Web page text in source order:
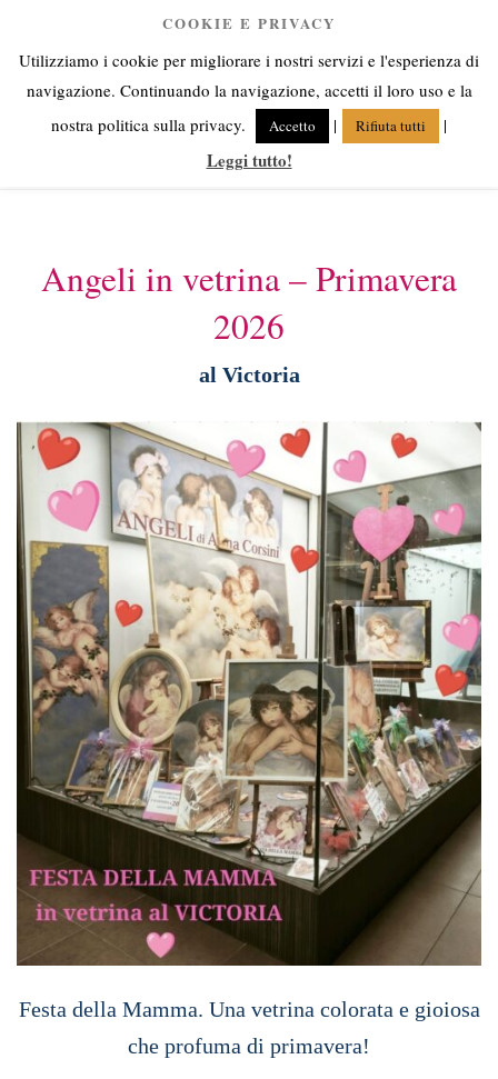
contenuto
Anna Corsini
Angeli fra cielo e terra
Menu
Angeli in vetrina – Primavera
2026
al Victoria
Festa della Mamma. Una vetrina colorata e gioiosa
che profuma di primavera!
COOKIE E PRIVACY
Utilizziamo i cookie per migliorare i nostri servizi e l'esperienza di
navigazione. Continuando la navigazione, accetti il loro uso e la
nostra politica sulla privacy.
Accetto | Rifiuta tutti |
Leggi tutto!